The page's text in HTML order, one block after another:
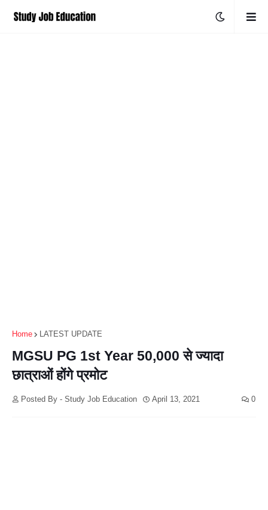
Home LATEST UPDATE
MGSU PG 1st Year 50,000 से ज्यादा
छात्राओं होंगे प्रमोट
Posted By - Study Job Education April 13, 2021 0